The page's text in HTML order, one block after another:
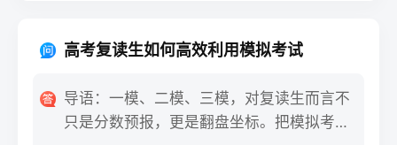
高考复读生如何高效利用模拟考试
导语：一模、二模、三模，对复读生而言不
只是分数预报，更是翻盘坐标。把模拟考当